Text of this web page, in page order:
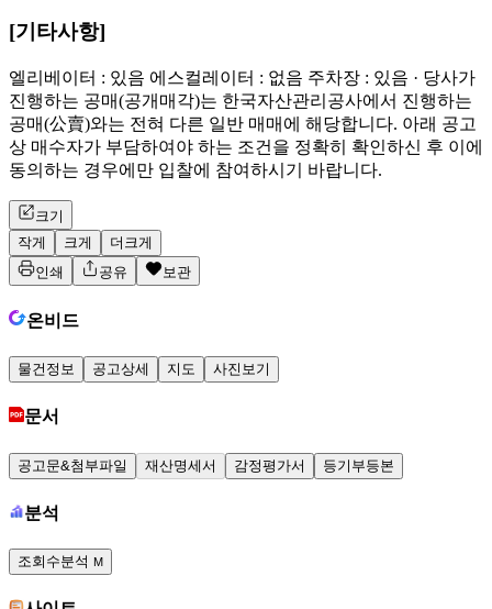
[기타사항]
엘리베이터 : 있음 에스컬레이터 : 없음 주차장 : 있음 · 당사가
진행하는 공매(공개매각)는 한국자산관리공사에서 진행하는
공매(公賣)와는 전혀 다른 일반 매매에 해당합니다. 아래 공고
상 매수자가 부담하여야 하는 조건을 정확히 확인하신 후 이에
동의하는 경우에만 입찰에 참여하시기 바랍니다.
크기
작게
크게
더크게
인쇄
공유 보관
온비드
물건정보 공고상세 지도 사진보기
문서
공고문&첨부파일 재산명세서 감정평가서 등기부등본
분석
조회수분석 M